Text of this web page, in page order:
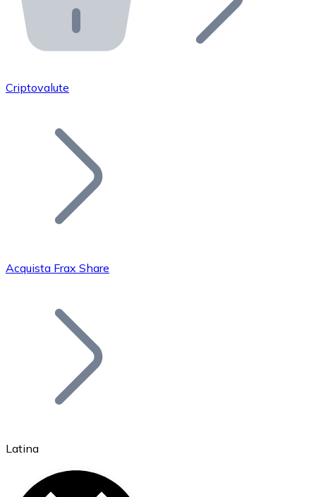
API Bitnovo
Integra la nostra API nel tuo ecosistema.
Unisciti alla nostra rete di rivenditori e
Aggiungi il token del tuo progetto al nostro servizio di
Bitcoin
Criptovalute
Acquista Frax Share
Latina